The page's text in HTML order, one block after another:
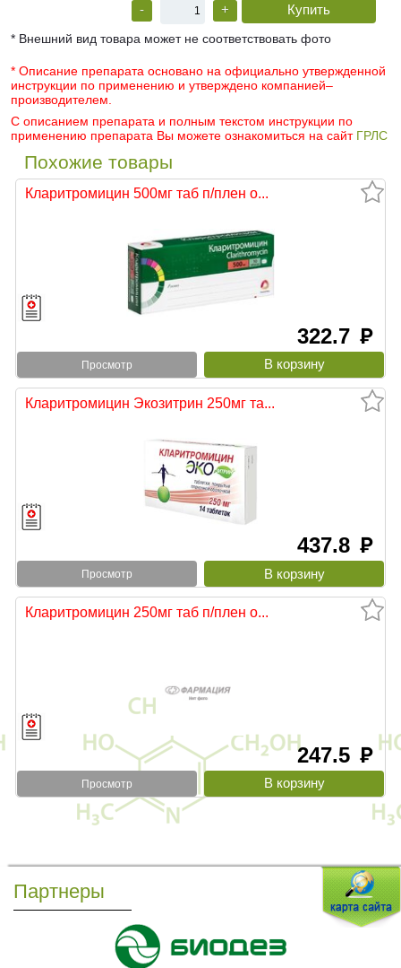
- +
* Внешний вид товара может не соответствовать фото
* Описание препарата основано на официально утвержденной
инструкции по применению и утверждено компанией–
производителем.
С описанием препарата и полным текстом инструкции по
применению препарата Вы можете ознакомиться на сайт ГРЛС
Похожие товары
Кларитромицин 500мг таб п/плен о...
322.7 руб
Просмотр
Кларитромицин Экозитрин 250мг та...
437.8 руб
Просмотр
Кларитромицин 250мг таб п/плен о...
247.5 руб
Просмотр
Партнеры